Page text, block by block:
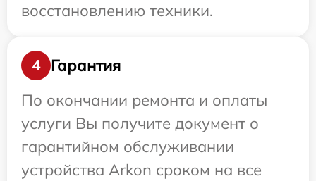
восстановлению техники.
4
Гарантия
По окончании ремонта и оплаты
услуги Вы получите документ о
гарантийном обслуживании
устройства Arkon сроком на все